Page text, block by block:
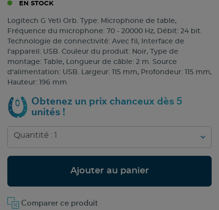
EN STOCK
Logitech G Yeti Orb. Type: Microphone de table,
Fréquence du microphone: 70 - 20000 Hz, Débit: 24 bit.
Technologie de connectivité: Avec fil, Interface de
l'appareil: USB. Couleur du produit: Noir, Type de
montage: Table, Longueur de câble: 2 m. Source
d'alimentation: USB. Largeur: 115 mm, Profondeur: 115 mm,
Hauteur: 196 mm
Obtenez un prix chanceux dès 5
unités !
Ajouter au panier
Comparer ce produit